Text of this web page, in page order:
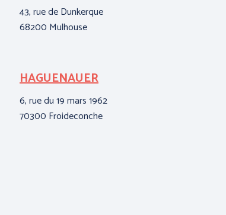
43, rue de Dunkerque
68200 Mulhouse
HAGUENAUER
6, rue du 19 mars 1962
70300 Froideconche